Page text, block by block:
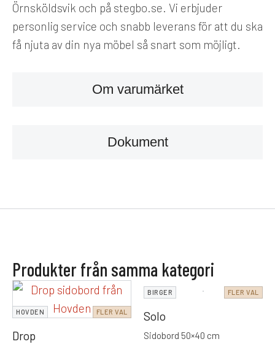
Om varumärket
Dokument
Örnsköldsvik och på stegbo.se. Vi erbjuder
personlig service och snabb leverans för att du ska
få njuta av din nya möbel så snart som möjligt.
Produkter från samma kategori
HOVDEN FLER VAL
Drop
BIRGER FLER VAL
Solo
Sidobord 50×40 cm